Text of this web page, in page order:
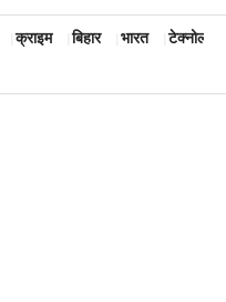
क्राइम बिहार भारत टेक्नोलॉजी